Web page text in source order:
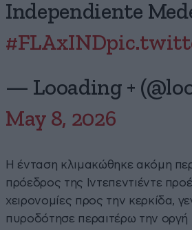
Independiente
#FLAxIND
— Looading +
May 8, 2026
Η ένταση κλιμακώθηκε ακόμη
πρόεδρος της Ιντεπεντιέντε
χειρονομίες προς την κερκίδα,
πυροδότησε περαιτέρω την